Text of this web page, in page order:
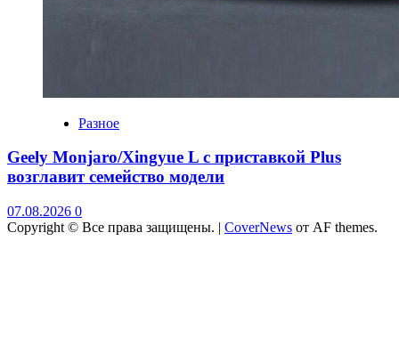
Разное
Geely Monjaro/Xingyue L с приставкой Plus
возглавит семейство модели
07.08.2026 0
Copyright © Все права защищены. | CoverNews от AF themes.